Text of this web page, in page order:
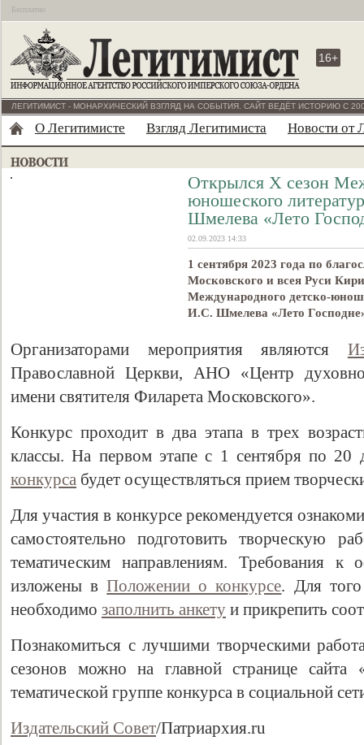
Бесплатно
16+
ЛЕГИТИМИСТ - МОНАРХИЧЕСКИЙ ВЗГЛЯД НА СОБЫТИЯ. САЙТ ВЕДЁТ ИСТОРИЮ С
О Легитимисте Взгляд Легитимиста Новости от
Открылся X сезон
юношеского
Шмелева «Лето
02.09.2023 14:33
1 сентября 2023 года по
Московского и всея Руси
Международного детско-
И.С. Шмелева «Лето
Организаторами мероприятия являются
Православной Церкви, АНО «Центр
имени святителя Филарета Московского».
Конкурс проходит в два этапа в трех
классы. На первом этапе с 1 сентября по 20
конкурса будет осуществляться прием
Для участия в конкурсе рекомендуется
самостоятельно подготовить творческую
тематическим направлениям. Требования
изложены вПоложении о конкурсе. Для того
необходимо заполнить анкету и прикрепить
Познакомиться с лучшими творческими
сезонов можно на главной странице
тематической группе конкурса в социальной
Издательский Совет/Патриархия.ru